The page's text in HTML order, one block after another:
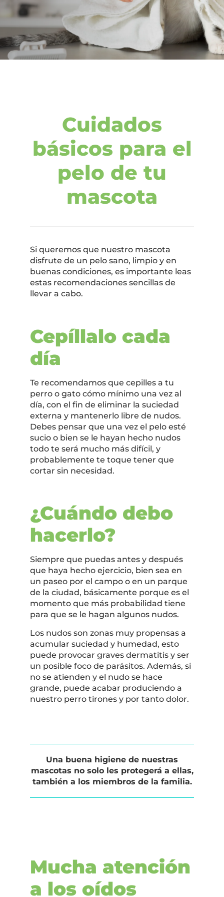
Cuidados
básicos para el
pelo de tu
mascota
Si queremos que nuestro mascota
disfrute de un pelo sano, limpio y en
buenas condiciones, es importante leas
estas recomendaciones sencillas de
llevar a cabo.
Cepíllalo cada
día
Te recomendamos que cepilles a tu
perro o gato cómo mínimo una vez al
día, con el fin de eliminar la suciedad
externa y mantenerlo libre de nudos.
Debes pensar que una vez el pelo esté
sucio o bien se le hayan hecho nudos
todo te será mucho más difícil, y
probablemente te toque tener que
cortar sin necesidad.
¿Cuándo debo
hacerlo?
Siempre que puedas antes y después
que haya hecho ejercicio, bien sea en
un paseo por el campo o en un parque
de la ciudad, básicamente porque es el
momento que más probabilidad tiene
para que se le hagan algunos nudos.
Los nudos son zonas muy propensas a
acumular suciedad y humedad, esto
puede provocar graves dermatitis y ser
un posible foco de parásitos. Además, si
no se atienden y el nudo se hace
grande, puede acabar produciendo a
nuestro perro tirones y por tanto dolor.
Una buena higiene de nuestras
mascotas no solo les protegerá a ellas,
también a los miembros de la familia.
Mucha atención
a los oídos